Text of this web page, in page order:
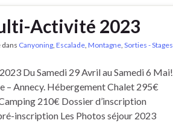
Activité 2023
dans Canyoning Escalade Montagne Sorties - Stages
Du Samedi 29 Avril au Samedi 6 Mai!
– Annecy. Hébergement Chalet 295€
210€ Dossier d’inscription
inscription Les Photos séjour 2023